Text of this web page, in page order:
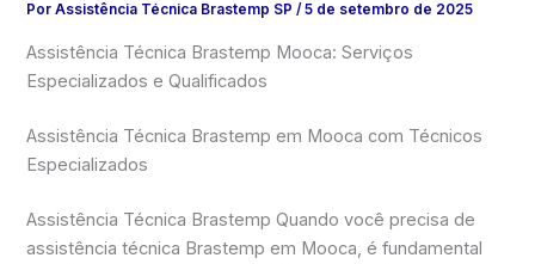
PorAssistência Técnica Brastemp SP/5 de setembro de 2025
Assistência Técnica Brastemp Mooca: Serviços
Especializados e Qualificados
Assistência Técnica Brastemp em Mooca com Técnicos
Especializados
Assistência Técnica Brastemp Quando você precisa de
assistência técnica Brastemp em Mooca, é fundamental